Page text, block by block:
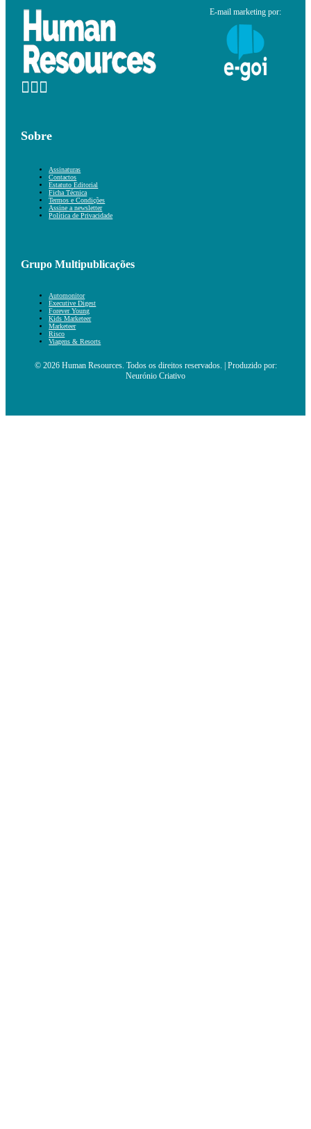
E-mail marketing por:
Sobre
Assinaturas
Contactos
Estatuto Editorial
Ficha Técnica
Termos e Condições
Assine a newsletter
Política de Privacidade
Grupo Multipublicações
Automonitor
Executive Digest
Forever Young
Kids Marketeer
Marketeer
Risco
Viagens & Resorts
© 2026 Human Resources. Todos os direitos reservados. | Produzido por:
Neurónio Criativo